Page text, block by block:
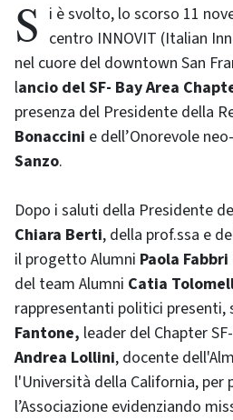
Si è svolto, lo scorso 11 novembre, presso il nuovo centro INNOVIT (Italian
nel cuore del downtown San
lancio delSF- Bay Area
presenza del Presidente della
Bonaccini e dell’Onorevole
Sanzo.
Dopo i saluti della Presidente
Chiara Berti, della prof.ssa e
il progetto Alumni Paola Fabbri
del team Alumni Catia
rappresentanti politici presenti,
Fantone, leader del Chapter
Andrea Lollini, docente
l'Università della California, per
l’Associazione evidenziando